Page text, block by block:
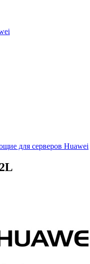
для серверов Huawei